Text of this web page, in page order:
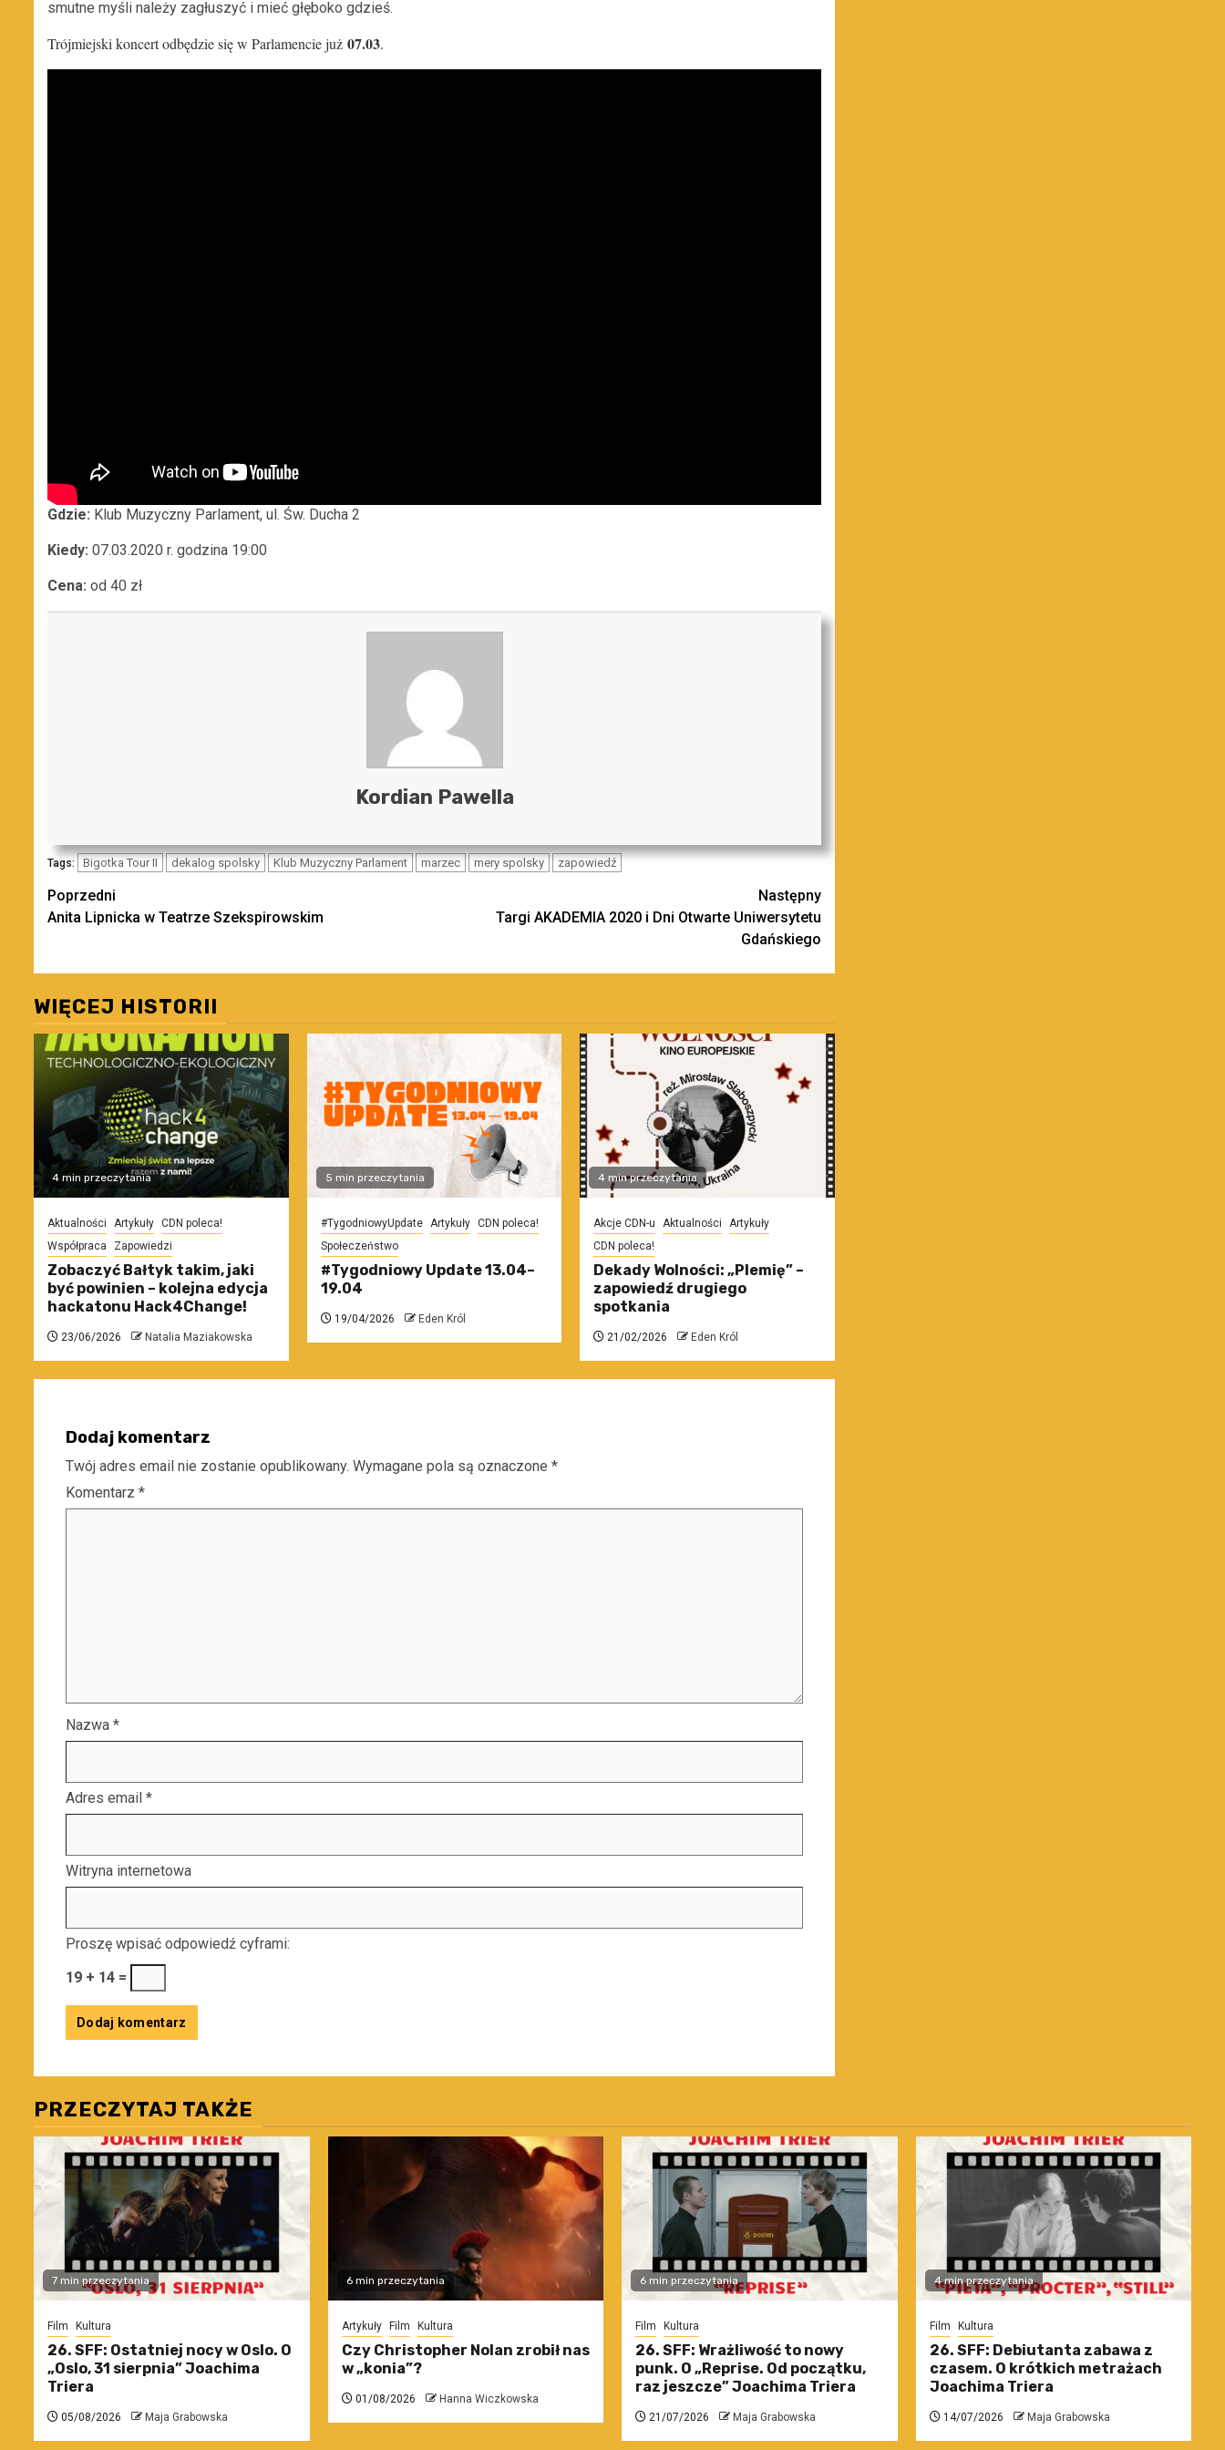
smutne myśli należy zagłuszyć i mieć głęboko gdzieś.
Trójmiejski koncert odbędzie się w Parlamencie już 07.03.
Gdzie: Klub Muzyczny Parlament, ul. Św. Ducha 2
Kiedy: 07.03.2020 r. godzina 19:00
Cena: od 40 zł
Kordian Pawella
Tags: Bigotka Tour II dekalog spolsky Klub Muzyczny Parlament marzec mery spolsky zapowiedź
Zobacz
wpisy
Poprzedni
Anita Lipnicka w Teatrze Szekspirowskim
Następny
Targi AKADEMIA 2020 i Dni Otwarte Uniwersytetu
Gdańskiego
WIĘCEJ HISTORII
4 min przeczytania
Aktualności Artykuły CDN poleca!
Współpraca
Zapowiedzi
Zobaczyć Bałtyk takim, jaki
być powinien – kolejna edycja
hackatonu Hack4Change!
23/06/2026 Natalia Maziakowska
5 min przeczytania
#TygodniowyUpdate Artykuły CDN poleca!
Społeczeństwo
#Tygodniowy Update 13.04–
19.04
19/04/2026 Eden Król
4 min przeczytania
Akcje CDN-u Aktualności
Artykuły
CDN poleca!
Dekady Wolności: „Plemię” –
zapowiedź drugiego
spotkania
21/02/2026 Eden Król
Dodaj komentarz
Twój adres email nie zostanie opublikowany. Wymagane pola są oznaczone *
Komentarz *
Nazwa *
Adres email *
Witryna internetowa
Proszę wpisać odpowiedź cyframi:
19 + 14 =
PRZECZYTAJ TAKŻE
7 min przeczytania
Film Kultura
26. SFF: Ostatniej nocy w Oslo. O
„Oslo, 31 sierpnia” Joachima
Triera
05/08/2026 Maja Grabowska
6 min przeczytania
Artykuły Film Kultura
Czy Christopher Nolan zrobił nas
w „konia”?
01/08/2026 Hanna Wiczkowska
6 min przeczytania
Film Kultura
26. SFF: Wrażliwość to nowy
punk. O „Reprise. Od początku,
raz jeszcze” Joachima Triera
21/07/2026 Maja Grabowska
4 min przeczytania
Film Kultura
26. SFF: Debiutanta zabawa z
czasem. O krótkich metrażach
Joachima Triera
14/07/2026 Maja Grabowska